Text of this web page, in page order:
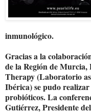
inmunológico.
Gracias a la
de la Región de
Therapy (Laboratorio
Ibérica) se pudo
probióticos. La
Gutiérrez, Presidente